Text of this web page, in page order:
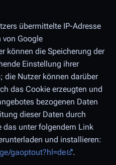
übermittelte IP-Adresse
Google
können die Speicherung der
Einstellung ihrer
die Nutzer können darüber
das Cookie erzeugten und
bezogenen Daten
dieser Daten durch
das unter folgendem Link
und installieren:
gaoptout?hl=de
.